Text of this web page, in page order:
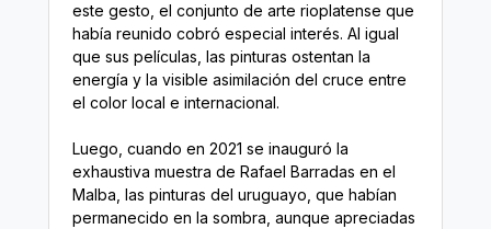
este gesto, el conjunto de arte rioplatense que
había reunido cobró especial interés. Al igual
que sus películas, las pinturas ostentan la
energía y la visible asimilación del cruce entre
el color local e internacional.
Luego, cuando en 2021 se inauguró la
exhaustiva muestra de Rafael Barradas en el
Malba, las pinturas del uruguayo, que habían
permanecido en la sombra, aunque apreciadas